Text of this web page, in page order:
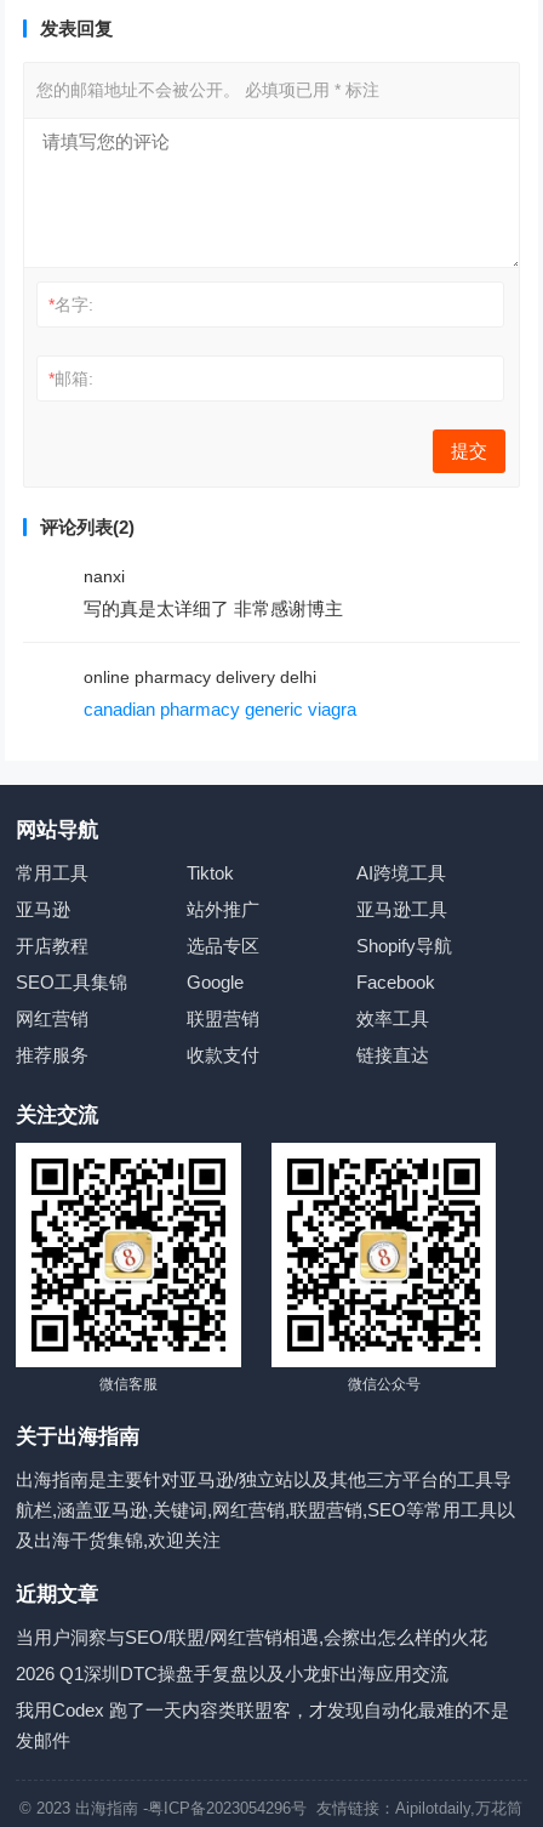
发表回复
您的邮箱地址不会被公开。 必填项已用* 标注
*名字:
*邮箱:
评论列表(2)
nanxi
写的真是太详细了 非常感谢博主
online pharmacy delivery delhi
canadian pharmacy generic viagra
网站导航
常用工具 Tiktok
AI跨境工具
亚马逊
站外推广
亚马逊工具
开店教程
选品专区
Shopify导航
SEO工具集锦
Google
Facebook
网红营销
联盟营销
效率工具
推荐服务
收款支付 链接直达
关注交流
微信客服 微信公众号
关于出海指南
出海指南是主要针对亚马逊/独立站以及其他三方平台的工具导
航栏,涵盖亚马逊,关键词,网红营销,联盟营销,SEO等常用工具以
及出海干货集锦,欢迎关注
近期文章
当用户洞察与SEO/联盟/网红营销相遇,会擦出怎么样的火花
2026 Q1深圳DTC操盘手复盘以及小龙虾出海应用交流
我用Codex 跑了一天内容类联盟客，才发现自动化最难的不是
发邮件
© 2023 出海指南 -粤ICP备2023054296号 友情链接：Aipilotdaily,万花筒